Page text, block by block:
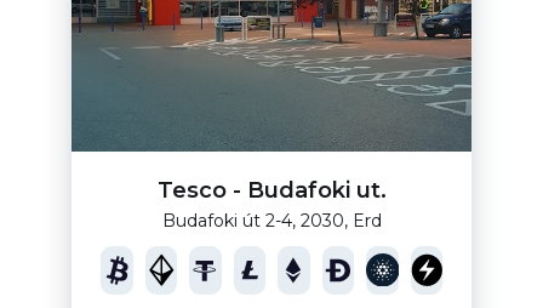
Tesco - Budafoki ut.
Budafoki út 2-4, 2030, Erd